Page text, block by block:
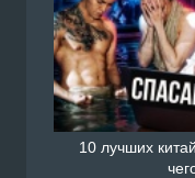
10 лучших